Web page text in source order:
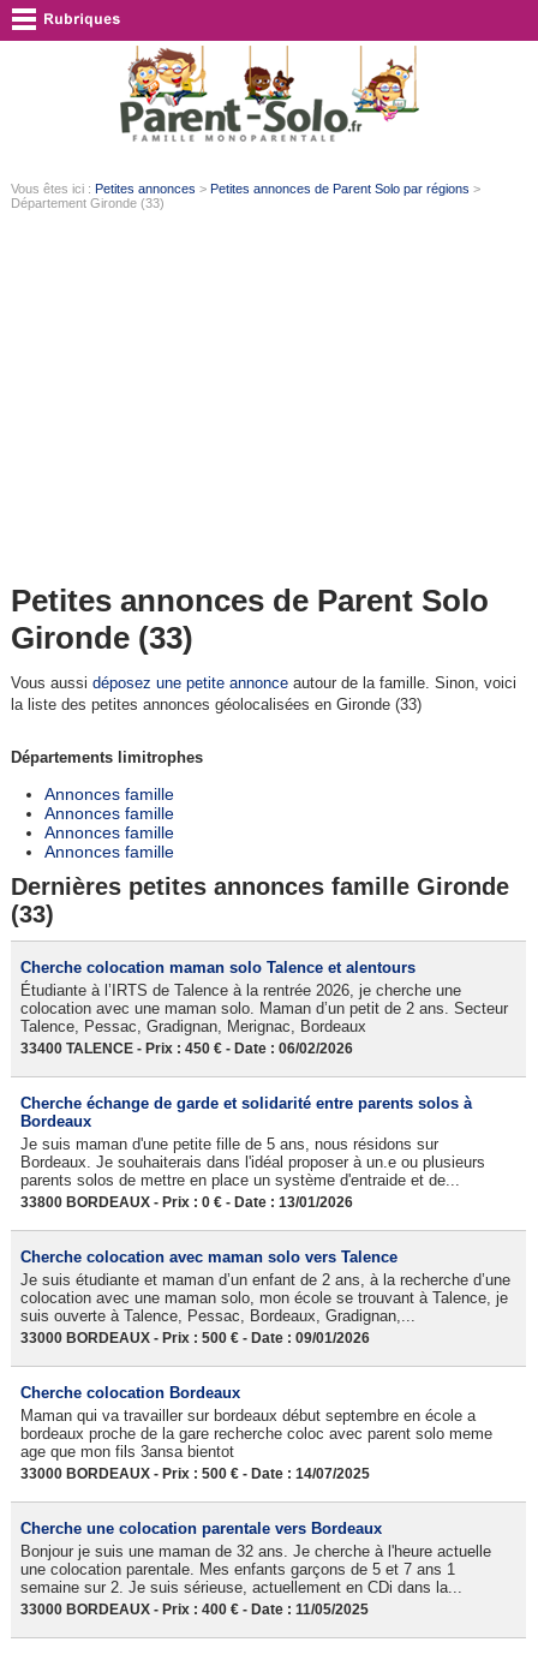
Vous êtes ici : Petites annonces > Petites annonces de Parent Solo par régions >
Département Gironde (33)
Petites annonces de Parent Solo
Gironde (33)
Vous aussi déposez une petite annonceautour de la famille. Sinon, voici
la liste des petites annonces géolocalisées en Gironde (33)
Départements limitrophes
Annonces famille
Annonces famille
Annonces famille
Annonces famille
Dernières petites annonces famille Gironde
(33)
Cherche colocation maman solo Talence et alentours
Étudiante à l’IRTS de Talence à la rentrée 2026, je cherche une
colocation avec une maman solo. Maman d’un petit de 2 ans. Secteur
Talence, Pessac, Gradignan, Merignac, Bordeaux
33400 TALENCE - Prix : 450 € - Date : 06/02/2026
Cherche échange de garde et solidarité entre parents solos à
Bordeaux
Je suis maman d'une petite fille de 5 ans, nous résidons sur
Bordeaux. Je souhaiterais dans l'idéal proposer à un.e ou plusieurs
parents solos de mettre en place un système d'entraide et de...
33800 BORDEAUX - Prix : 0 € - Date : 13/01/2026
Cherche colocation avec maman solo vers Talence
Je suis étudiante et maman d’un enfant de 2 ans, à la recherche d’une
colocation avec une maman solo, mon école se trouvant à Talence, je
suis ouverte à Talence, Pessac, Bordeaux, Gradignan,...
33000 BORDEAUX - Prix : 500 € - Date : 09/01/2026
Cherche colocation Bordeaux
Maman qui va travailler sur bordeaux début septembre en école a
bordeaux proche de la gare recherche coloc avec parent solo meme
age que mon fils 3ansa bientot
33000 BORDEAUX - Prix : 500 € - Date : 14/07/2025
Cherche une colocation parentale vers Bordeaux
Bonjour je suis une maman de 32 ans. Je cherche à l'heure actuelle
une colocation parentale. Mes enfants garçons de 5 et 7 ans 1
semaine sur 2. Je suis sérieuse, actuellement en CDi dans la...
33000 BORDEAUX - Prix : 400 € - Date : 11/05/2025